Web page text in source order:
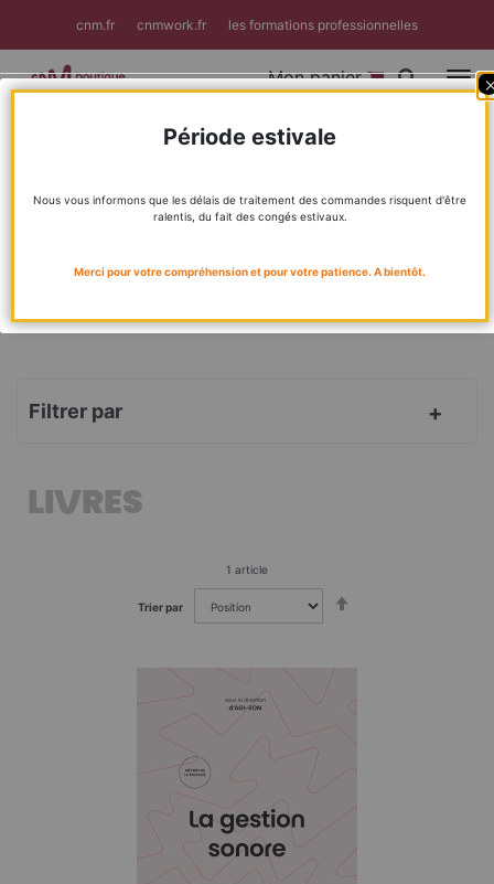
cnm.fr cnmwork.fr les formations professionnelles
Mon panier
BIENVENUE DANS LA BOUTIQUE DU CNM !
LIVRES
1 article
Trier par
Filtrer par
Période estivale
Nous vous informons que les délais de traitement des commandes risquent d'être
ralentis, du fait des congés estivaux.
Merci pour votre compréhension et pour votre patience. A bientôt.